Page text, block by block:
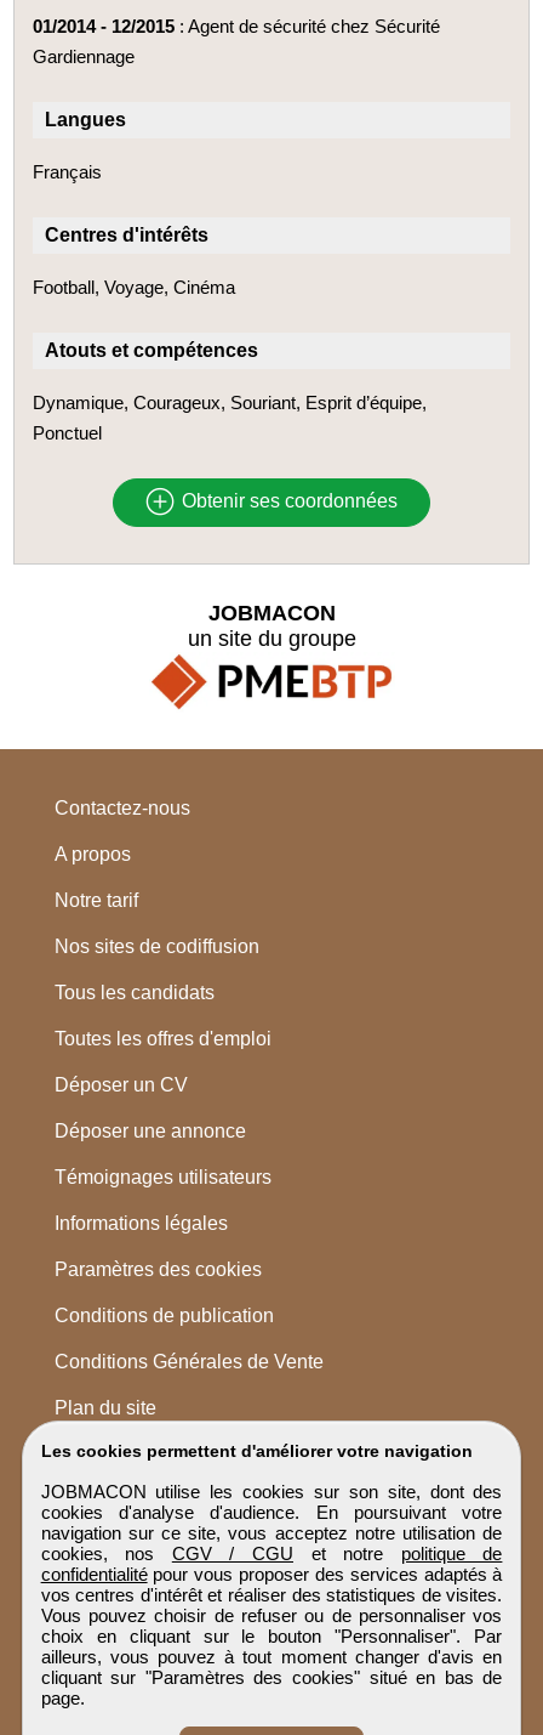
01/2014 - 12/2015 : Agent de sécurité chez Sécurité
Gardiennage
Langues
Français
Centres d'intérêts
Football, Voyage, Cinéma
Atouts et compétences
Dynamique, Courageux, Souriant, Esprit d’équipe,
Ponctuel
Obtenir ses coordonnées
Les cookies permettent d'améliorer votre navigation
JOBMACON utilise les cookies sur son site, dont des
cookies d'analyse d'audience. En poursuivant votre
navigation sur ce site, vous acceptez notre utilisation de
cookies, nos CGV / CGU et notre politique de
confidentialitépour vous proposer des services adaptés à
vos centres d'intérêt et réaliser des statistiques de visites.
Vous pouvez choisir de refuser ou de personnaliser vos
choix en cliquant sur le bouton "Personnaliser". Par
ailleurs, vous pouvez à tout moment changer d'avis en
cliquant sur "Paramètres des cookies" situé en bas de
page.
JOBMACON
un site du groupe
Contactez-nous
A propos
Notre tarif
Nos sites de codiffusion
Tous les candidats
Toutes les offres d'emploi
Déposer un CV
Déposer une annonce
Témoignages utilisateurs
Informations légales
Paramètres des cookies
Conditions de publication
Conditions Générales de Vente
Plan du site